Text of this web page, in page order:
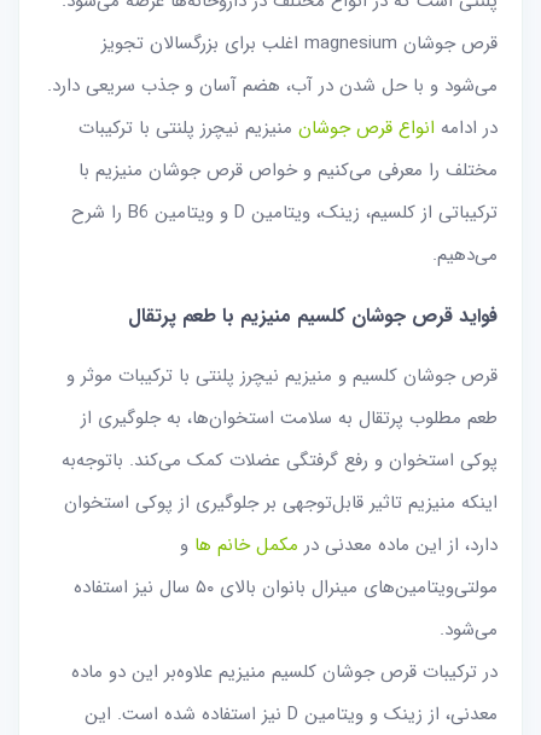
قرص جوشان magnesium اغلب برای بزرگسالان تجویز
می‌شود و با حل شدن در آب، هضم آسان و جذب سریعی دارد.
در ادامه انواع قرص جوشان منیزیم نیچرز پلنتی با ترکیبات
مختلف را معرفی می‌کنیم و خواص قرص جوشان منیزیم با
ترکیباتی از کلسیم، زینک، ویتامین D و ویتامین B6 را شرح
می‌دهیم.
فواید قرص جوشان کلسیم منیزیم با طعم پرتقال
قرص جوشان کلسیم و منیزیم نیچرز پلنتی با ترکیبات موثر و
طعم مطلوب پرتقال به سلامت استخوان‌ها، به جلوگیری از
پوکی استخوان و رفع گرفتگی عضلات کمک می‌کند. با‌توجه‌به
اینکه منیزیم تاثیر قابل‌توجهی بر جلوگیری از پوکی استخوان
دارد، از این ماده معدنی در مکمل خانم ها و
مولتی‌ویتامین‌های مینرال بانوان بالای ۵۰ سال نیز استفاده
می‌شود.
در ترکیبات قرص جوشان کلسیم منیزیم علاوه‌بر این دو ماده
معدنی، از زینک و ویتامین D نیز استفاده شده است. این